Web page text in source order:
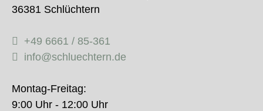
36381 Schlüchtern
+49 6661 / 85-361
info@schluechtern.de
Montag-Freitag:
9:00 Uhr - 12:00 Uhr